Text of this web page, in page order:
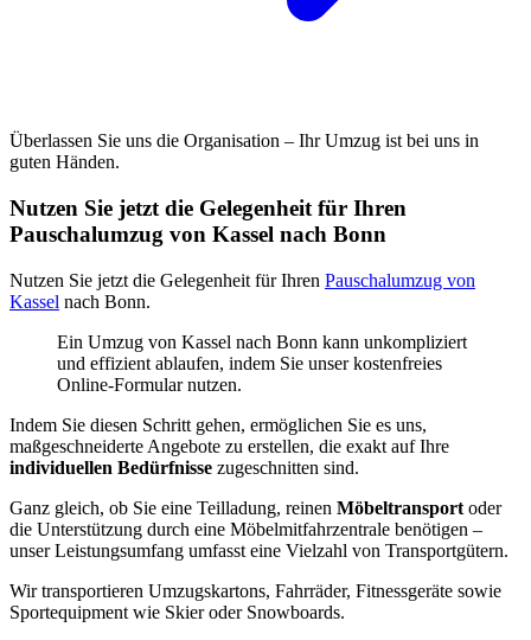
Überlassen Sie uns die Organisation – Ihr Umzug ist bei uns in
guten Händen.
Nutzen Sie jetzt die Gelegenheit für Ihren
Pauschalumzug von Kassel nach Bonn
Nutzen Sie jetzt die Gelegenheit für Ihren Pauschalumzug von
Kassel nach Bonn.
Ein Umzug von Kassel nach Bonn kann unkompliziert
und effizient ablaufen, indem Sie unser kostenfreies
Online-Formular nutzen.
Indem Sie diesen Schritt gehen, ermöglichen Sie es uns,
maßgeschneiderte Angebote zu erstellen, die exakt auf Ihre
individuellen Bedürfnisse zugeschnitten sind.
Ganz gleich, ob Sie eine Teilladung, reinen Möbeltransport oder
die Unterstützung durch eine Möbelmitfahrzentrale benötigen –
unser Leistungsumfang umfasst eine Vielzahl von Transportgütern.
Wir transportieren Umzugskartons, Fahrräder, Fitnessgeräte sowie
Sportequipment wie Skier oder Snowboards.